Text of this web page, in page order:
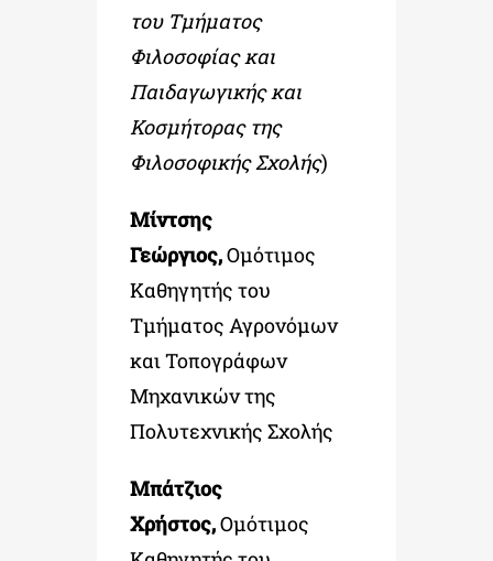
του Τμήματος
Φιλοσοφίας και
Παιδαγωγικής και
Κοσμήτορας της
Φιλοσοφικής Σχολής)
Μίντσης
Γεώργιος,Ομότιμος
Καθηγητής του
Τμήματος Αγρονόμων
και Τοπογράφων
Μηχανικών της
Πολυτεχνικής Σχολής
Μπάτζιος
Χρήστος,Ομότιμος